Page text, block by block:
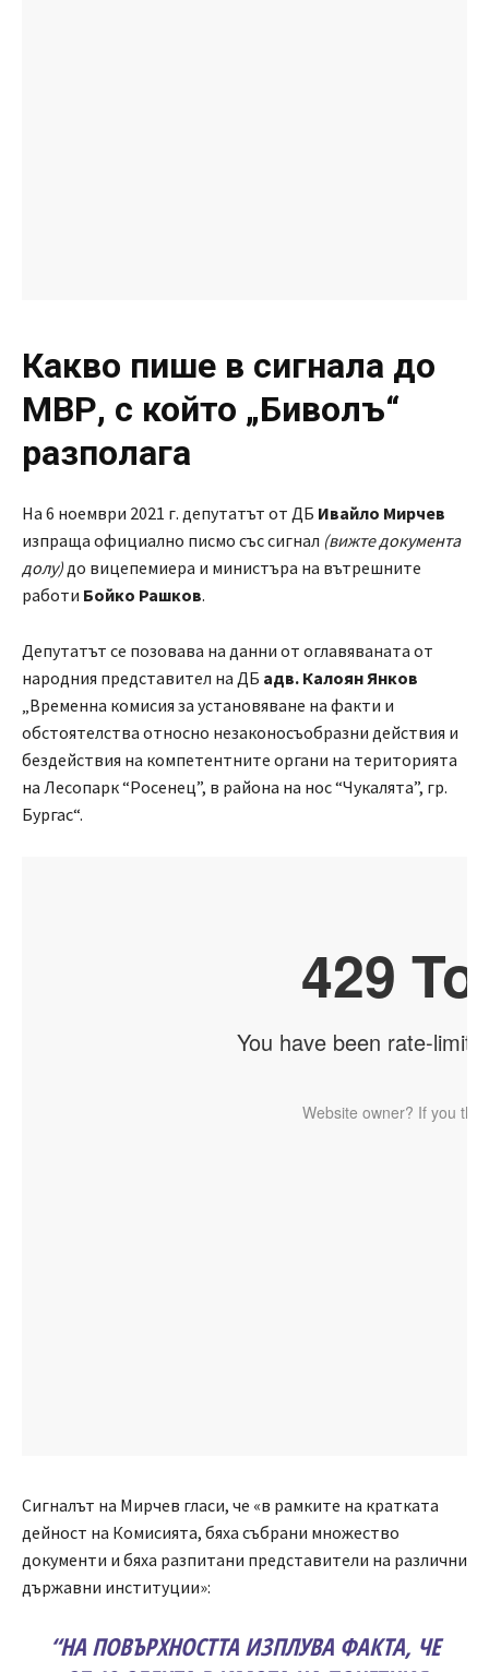
Какво пише в сигнала до
МВР, с който „Биволъ“
разполага
На 6 ноември 2021 г. депутатът от ДБ Ивайло Мирчев
изпраща официално писмо със сигнал (вижте документа
долу) до вицепемиера и министъра на вътрешните
работи Бойко Рашков.
Депутатът се позовава на данни от оглавяваната от
народния представител на ДБ адв. Калоян Янков
„Временна комисия за установяване на факти и
обстоятелства относно незаконосъобразни действия и
бездействия на компетентните органи на територията
на Лесопарк “Росенец”, в района на нос “Чукалята”, гр.
Бургас“.
Сигналът на Мирчев гласи, че «в рамките на кратката
дейност на Комисията, бяха събрани множество
документи и бяха разпитани представители на различни
държавни институции»:
“НА ПОВЪРХНОСТТА ИЗПЛУВА ФАКТА, ЧЕ